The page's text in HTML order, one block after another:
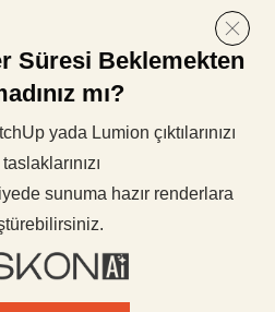
Süresi Beklemekten
mı?
yada Lumion çıktılarınızı
sunuma hazır renderlara